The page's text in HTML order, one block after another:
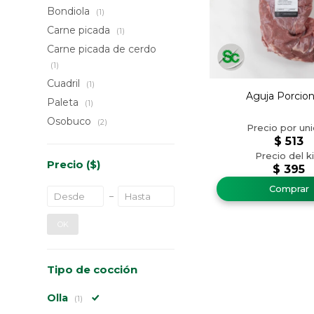
Aguja
$ 395
$ 513
Bondiola (1)
Carne picada (1)
Carne picada de cerdo
(1)
Cuadril (1)
Paleta (1)
Osobuco (2)
Precio ($)
OK
Tipo de cocción
Olla (1)